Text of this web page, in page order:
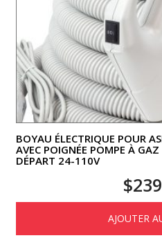
BOYAU ÉLECTRIQUE POUR
AVEC POIGNÉE POMPE À
DÉPART 24-110V
$
AJOUTER